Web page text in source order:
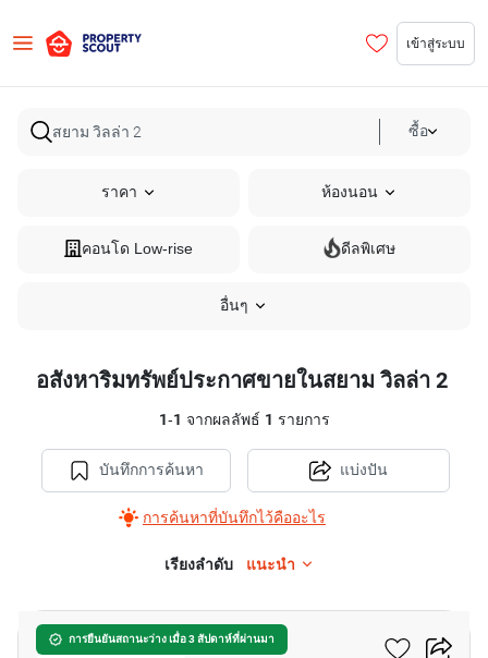
เข้าสู่ระบบ
ซื้อ
ราคา ห้องนอน
คอนโด Low-rise ดีลพิเศษ
อื่นๆ
อสังหาริมทรัพย์ประกาศขายในสยาม วิลล่า 2
1-1 จากผลลัพธ์ 1 รายการ
บันทึกการค้นหา
การค้นหาที่บันทึกไว้คืออะไร
แบ่งปัน
เรียงลำดับ แนะนำ
การยืนยันสถานะว่าง เมื่อ 3 สัปดาห์ที่ผ่านมา
สยาม วิลล่า 2